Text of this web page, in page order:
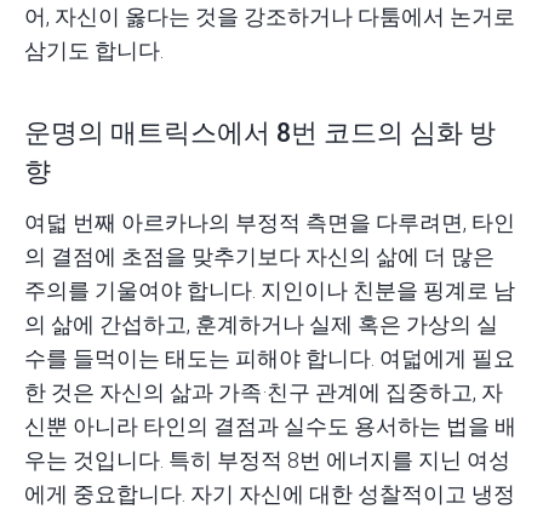
어, 자신이 옳다는 것을 강조하거나 다툼에서 논거로
삼기도 합니다.
운명의 매트릭스에서 8번 코드의 심화 방
향
여덟 번째 아르카나의 부정적 측면을 다루려면, 타인
의 결점에 초점을 맞추기보다 자신의 삶에 더 많은
주의를 기울여야 합니다. 지인이나 친분을 핑계로 남
의 삶에 간섭하고, 훈계하거나 실제 혹은 가상의 실
수를 들먹이는 태도는 피해야 합니다. 여덟에게 필요
한 것은 자신의 삶과 가족·친구 관계에 집중하고, 자
신뿐 아니라 타인의 결점과 실수도 용서하는 법을 배
우는 것입니다. 특히 부정적 8번 에너지를 지닌 여성
에게 중요합니다. 자기 자신에 대한 성찰적이고 냉정